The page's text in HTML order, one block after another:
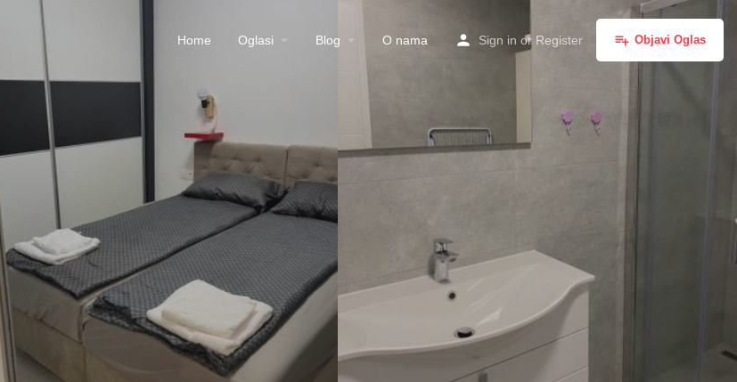
Home Oglasi Blog O nama Sign in or Register Objavi Oglas